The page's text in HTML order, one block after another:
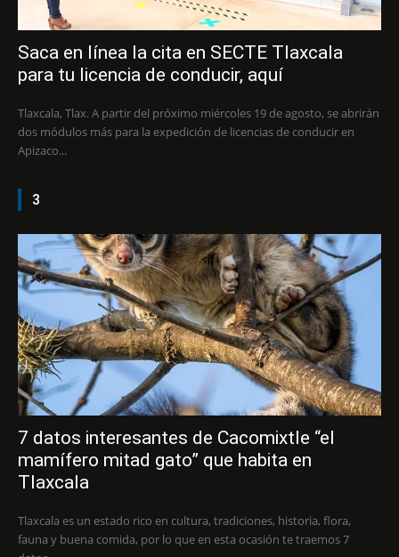
Saca en línea la cita en SECTE Tlaxcala
para tu licencia de conducir, aquí
Tlaxcala, Tlax. A partir del próximo miércoles 19 de agosto, se abrirán
dos módulos más para la expedición de licencias de conducir en
Apizaco...
3
7 datos interesantes de Cacomixtle “el
mamífero mitad gato” que habita en
Tlaxcala
Tlaxcala es un estado rico en cultura, tradiciones, historia, flora,
fauna y buena comida, por lo que en esta ocasión te traemos 7